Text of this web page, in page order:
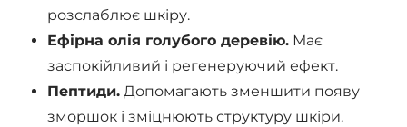
розслаблює шкіру.
Ефірна олія голубого деревію. Має
заспокійливий і регенеруючий ефект.
Пептиди. Допомагають зменшити появу
зморшок і зміцнюють структуру шкіри.